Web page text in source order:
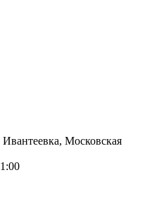
Московская